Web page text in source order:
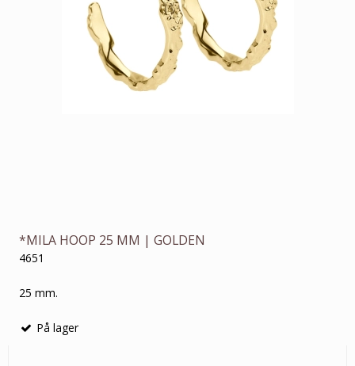
*MILA HOOP 25 MM | GOLDEN
4651
25 mm.
På lager